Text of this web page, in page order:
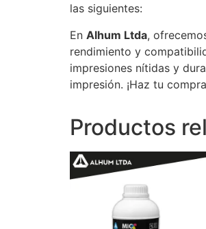
las siguientes:
En Alhum Ltda,
rendimiento y
impresiones nítidas y
impresión. ¡Haz tu
Productos